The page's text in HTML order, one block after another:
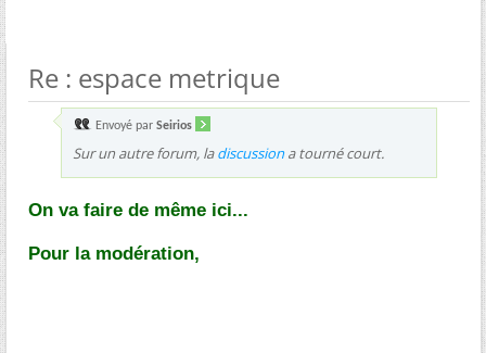
Re : espace metrique
Envoyé par Seirios
Sur un autre forum, ladiscussiona tourné court.
On va faire de même ici...
Pour la modération,